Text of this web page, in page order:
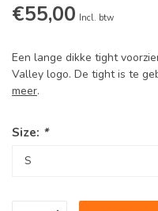
€55,00 Incl. btw
Een lange dikke tight
Valley logo. De tight is te
meer.
Size: *